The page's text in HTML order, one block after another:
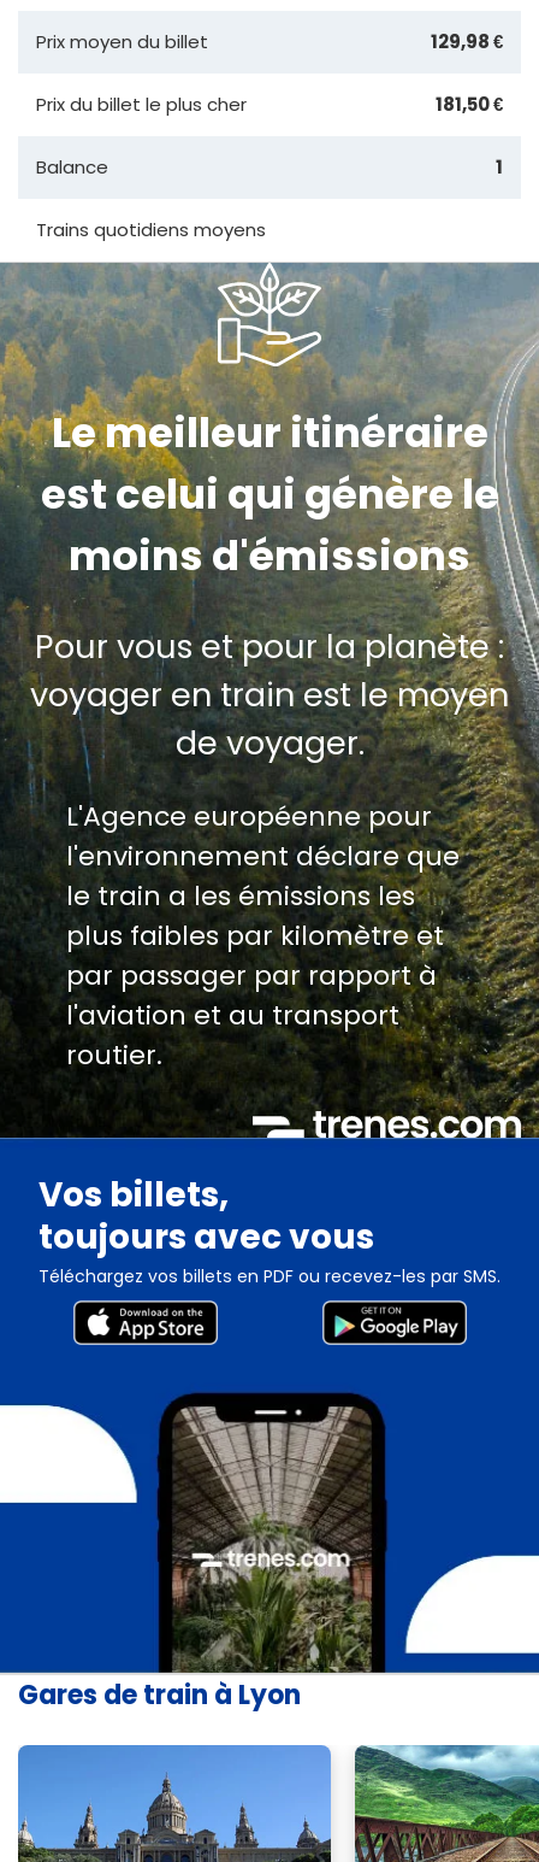
Prix moyen du billet 129,98 €
Prix du billet le plus cher 181,50 €
Balance 1
Trains quotidiens moyens
Le meilleur itinéraire
est celui qui génère le
moins d'émissions
Pour vous et pour la planète :
voyager en train est le moyen
de voyager.
L'Agence européenne pour
l'environnement déclare que
le train a les émissions les
plus faibles par kilomètre et
par passager par rapport à
l'aviation et au transport
routier.
Vos billets,
toujours avec vous
Téléchargez vos billets en PDF ou recevez-les par SMS.
Gares de train à Lyon